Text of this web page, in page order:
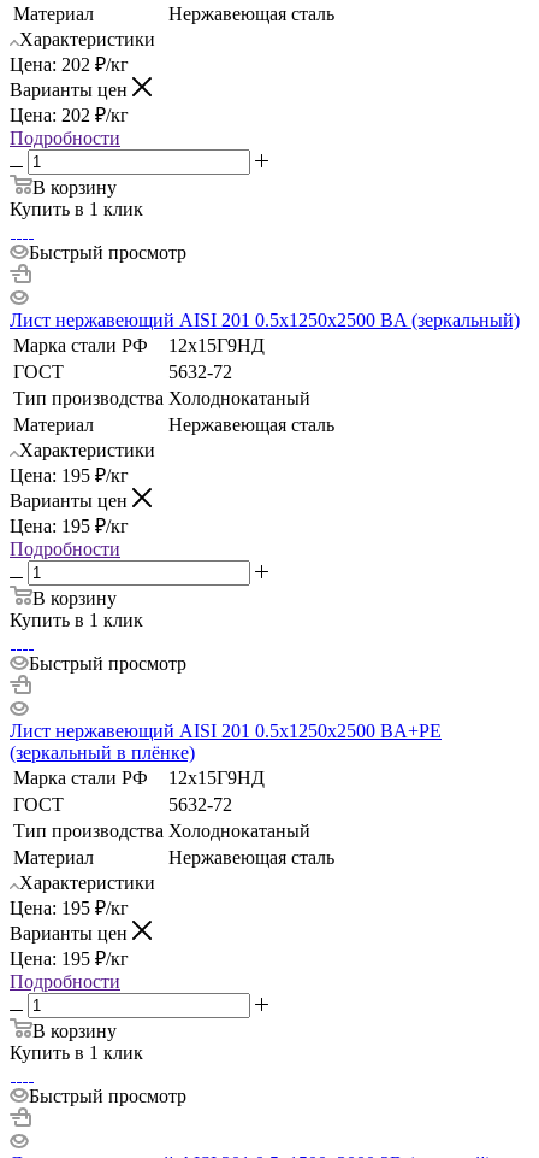
Материал
Нержавеющая сталь
Характеристики
Цена: 202 ₽/кг
Варианты цен
Цена: 202 ₽/кг
Подробности
В корзину
Купить в 1 клик
Быстрый просмотр
Лист нержавеющий AISI 201 0.5х1250х2500 BA (зеркальный)
Марка стали РФ
12х15Г9НД
ГОСТ
5632-72
Тип производства Холоднокатаный
Материал
Нержавеющая сталь
Характеристики
Цена: 195 ₽/кг
Варианты цен
Цена: 195 ₽/кг
Подробности
В корзину
Купить в 1 клик
Быстрый просмотр
Лист нержавеющий AISI 201 0.5х1250х2500 BA+РЕ
(зеркальный в плёнке)
Марка стали РФ
12х15Г9НД
ГОСТ
5632-72
Тип производства Холоднокатаный
Материал
Нержавеющая сталь
Характеристики
Цена: 195 ₽/кг
Варианты цен
Цена: 195 ₽/кг
Подробности
В корзину
Купить в 1 клик
Быстрый просмотр